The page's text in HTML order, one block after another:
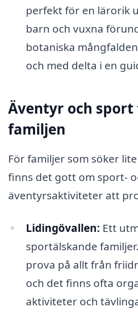
perfekt för en lärorik
barn och vuxna
botaniska
och med delta i en
Äventyr och sport
familjen
För familjer som söker
finns det gott om sport-
äventyrsaktiviteter att
Lidingövallen: Ett
sportälskande
prova på allt från
och det finns ofta
aktiviteter och